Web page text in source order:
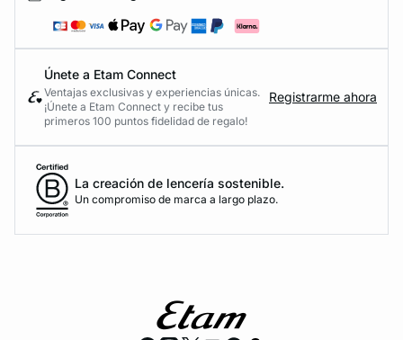
Únete a Etam Connect
Ventajas exclusivas y experiencias únicas.
¡Únete a Etam Connect y recibe tus
primeros 100 puntos fidelidad de regalo!
Registrarme ahora
La creación de lencería sostenible.
Un compromiso de marca a largo plazo.